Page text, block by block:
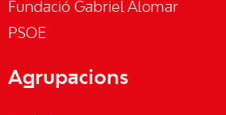
Fundació Gabriel Alomar
PSOE
Agrupacions